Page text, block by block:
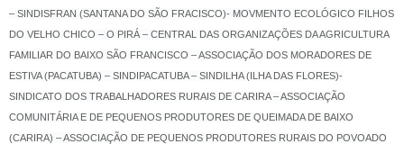
– SINDISFRAN (SANTANA DO SÃO FRACISCO)- MOVMENTO ECOLÓGICO FILHOS
DO VELHO CHICO – O PIRÁ – CENTRAL DAS ORGANIZAÇÕES DA AGRICULTURA
FAMILIAR DO BAIXO SÃO FRANCISCO – ASSOCIAÇÃO DOS MORADORES DE
ESTIVA (PACATUBA) – SINDIPACATUBA – SINDILHA (ILHA DAS FLORES)-
SINDICATO DOS TRABALHADORES RURAIS DE CARIRA – ASSOCIAÇÃO
COMUNITÁRIA E DE PEQUENOS PRODUTORES DE QUEIMADA DE BAIXO
(CARIRA) – ASSOCIAÇÃO DE PEQUENOS PRODUTORES RURAIS DO POVOADO